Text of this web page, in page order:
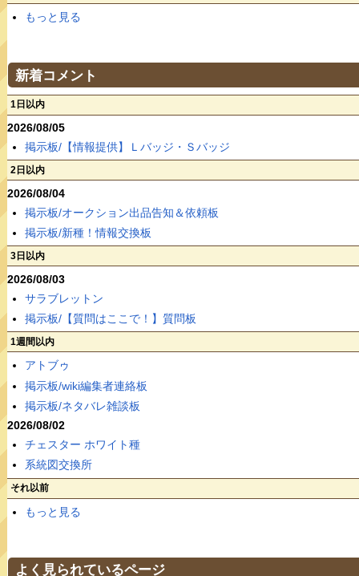
もっと見る
新着コメント
1日以内
2026/08/05
掲示板/【情報提供】Ｌバッジ・Ｓバッジ
2日以内
2026/08/04
掲示板/オークション出品告知＆依頼板
掲示板/新種！情報交換板
3日以内
2026/08/03
サラブレットン
掲示板/【質問はここで！】質問板
1週間以内
アトブゥ
掲示板/wiki編集者連絡板
掲示板/ネタバレ雑談板
2026/08/02
チェスター ホワイト種
系統図交換所
それ以前
もっと見る
よく見られているページ